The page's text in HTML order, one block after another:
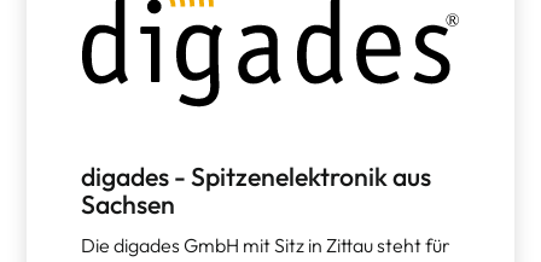
digades - Spitzenelektronik aus
Sachsen
Die digades GmbH mit Sitz in Zittau steht für